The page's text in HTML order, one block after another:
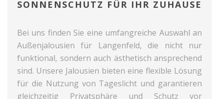
SONNENSCHUTZ FÜR IHR ZUHAUSE
Bei uns finden Sie eine umfangreiche Auswahl an
Außenjalousien für Langenfeld, die nicht nur
funktional, sondern auch ästhetisch ansprechend
sind. Unsere Jalousien bieten eine flexible Lösung
für die Nutzung von Tageslicht und garantieren
gleichzeitig Privatsphäre und Schutz vor